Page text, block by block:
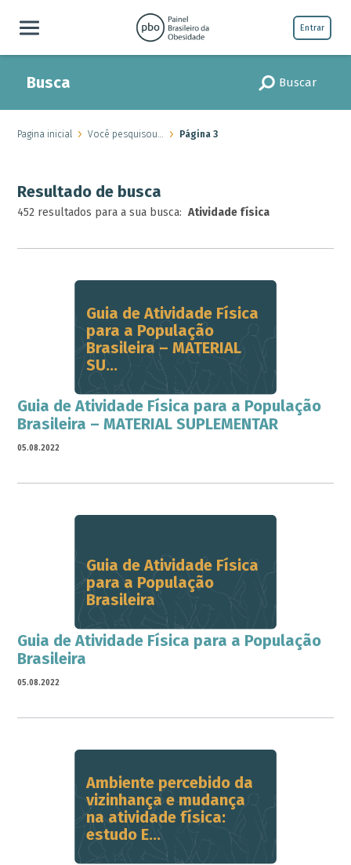
Entrar
Busca Buscar
Pagina inicial Você pesquisou… Página 3
Resultado de busca
452 resultados para a sua busca:Atividade física
Guia de Atividade Física
para a População
Brasileira – MATERIAL
SU...
Guia de Atividade Física para a População
Brasileira – MATERIAL SUPLEMENTAR
05.08.2022
Guia de Atividade Física
para a População
Brasileira
Guia de Atividade Física para a População
Brasileira
05.08.2022
Ambiente percebido da
vizinhança e mudança
na atividade física:
estudo E...